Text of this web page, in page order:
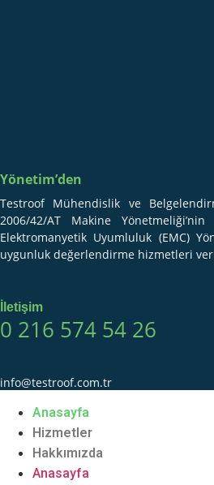
Yönetim’den
Testroof Mühendislik ve
2006/42/AT Makine
Elektromanyetik Uyumluluk (EMC)
uygunluk değerlendirme hizmetleri
İletişim
0 216 574 54 26
info@testroof.com.tr
Anasayfa
Hizmetler
Hakkımızda
Anasayfa